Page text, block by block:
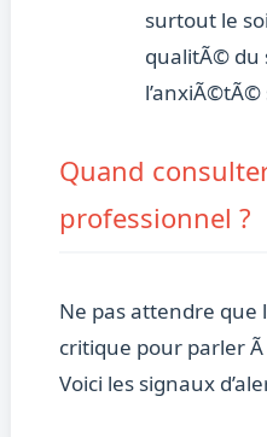
surtout le
qualitÃ© du
l’anxiÃ©tÃ©
Quand
professionnel ?
Ne pas attendre
critique pour parler
Voici les signaux